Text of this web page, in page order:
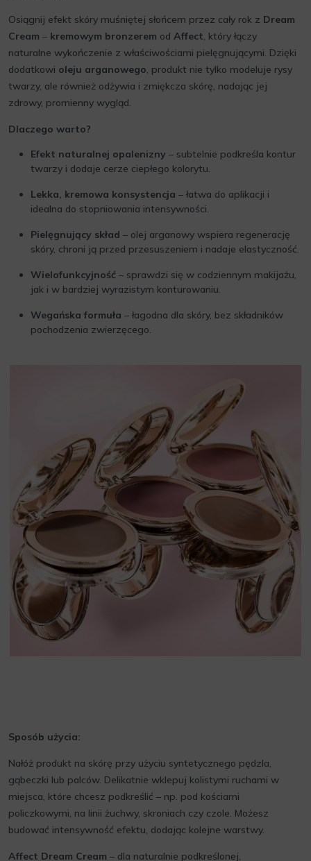
Osiągnij efekt skóry muśniętej słońcem przez cały rok z Dream
Cream – kremowym bronzerem od Affect, który łączy
naturalne wykończenie z właściwościami pielęgnującymi. Dzięki
dodatkowi oleju arganowego, produkt nie tylko modeluje rysy
twarzy, ale również odżywia i zmiękcza skórę, nadając jej
zdrowy, promienny wygląd.
Dlaczego warto?
Efekt naturalnej opalenizny – subtelnie podkreśla kontur
twarzy i dodaje cerze ciepłego kolorytu.
Lekka, kremowa konsystencja – łatwa do aplikacji i
idealna do stopniowania intensywności.
Pielęgnujący skład – olej arganowy wspiera regenerację
skóry, chroni ją przed przesuszeniem i nadaje elastyczność.
Wielofunkcyjność – sprawdzi się w codziennym makijażu,
jak i w bardziej wyrazistym konturowaniu.
Wegańska formuła – łagodna dla skóry, bez składników
pochodzenia zwierzęcego.
Sposób użycia:
Nałóż produkt na skórę przy użyciu syntetycznego pędzla,
gąbeczki lub palców. Delikatnie wklepuj kolistymi ruchami w
miejsca, które chcesz podkreślić – np. pod kościami
policzkowymi, na linii żuchwy, skroniach czy czole. Możesz
budować intensywność efektu, dodając kolejne warstwy.
Affect Dream Cream – dla naturalnie podkreślonej,